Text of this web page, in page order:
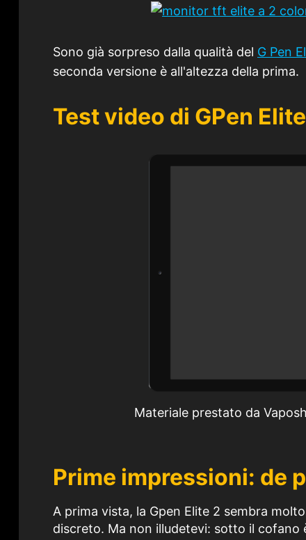
Sono già sorpreso dalla qualità del G Pen
seconda versione è all'altezza della prima.
Test video di GPen
Materiale prestato da
Prime impressioni: de
A prima vista, la Gpen Elite 2 sembra
discreto. Ma non illudetevi: sotto il cofano